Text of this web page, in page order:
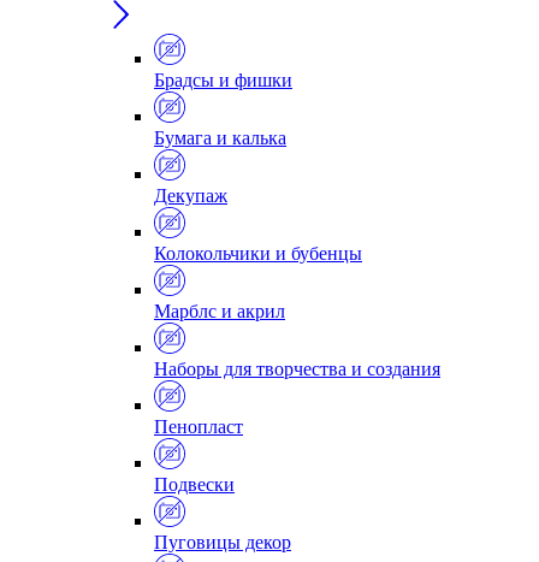
Брадсы и фишки
Бумага и калька
Декупаж
Колокольчики и бубенцы
Марблс и акрил
Наборы для творчества и создания
Пенопласт
Подвески
Пуговицы декор